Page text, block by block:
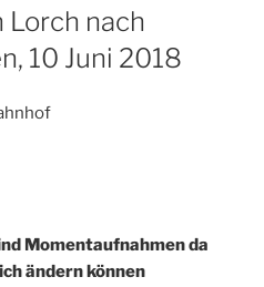
Lorch nach
10 Juni 2018
Momentaufnahmen da
ändern können